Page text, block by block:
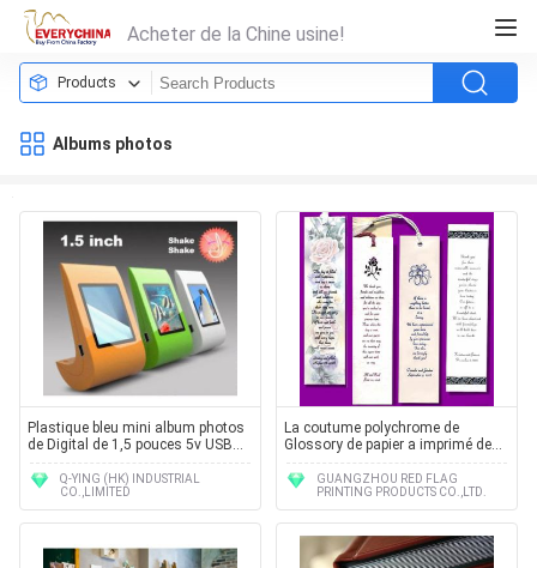
Acheter de la Chine usine!
Products
Albums photos
Plastique bleu mini album photos
de Digital de 1,5 pouces 5v USB
Windows Vista/7 et Apple
Q-YING (HK) INDUSTRIAL
CO.,LIMITED
La coutume polychrome de
Glossory de papier a imprimé des
labels lisant le repère de photo
GUANGZHOU RED FLAG
PRINTING PRODUCTS CO.,LTD.